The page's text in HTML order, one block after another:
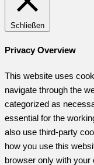
Schließen
Privacy Overview
This website uses
navigate through the
categorized as
essential for the
also use third-party
how you use this
browser only with your